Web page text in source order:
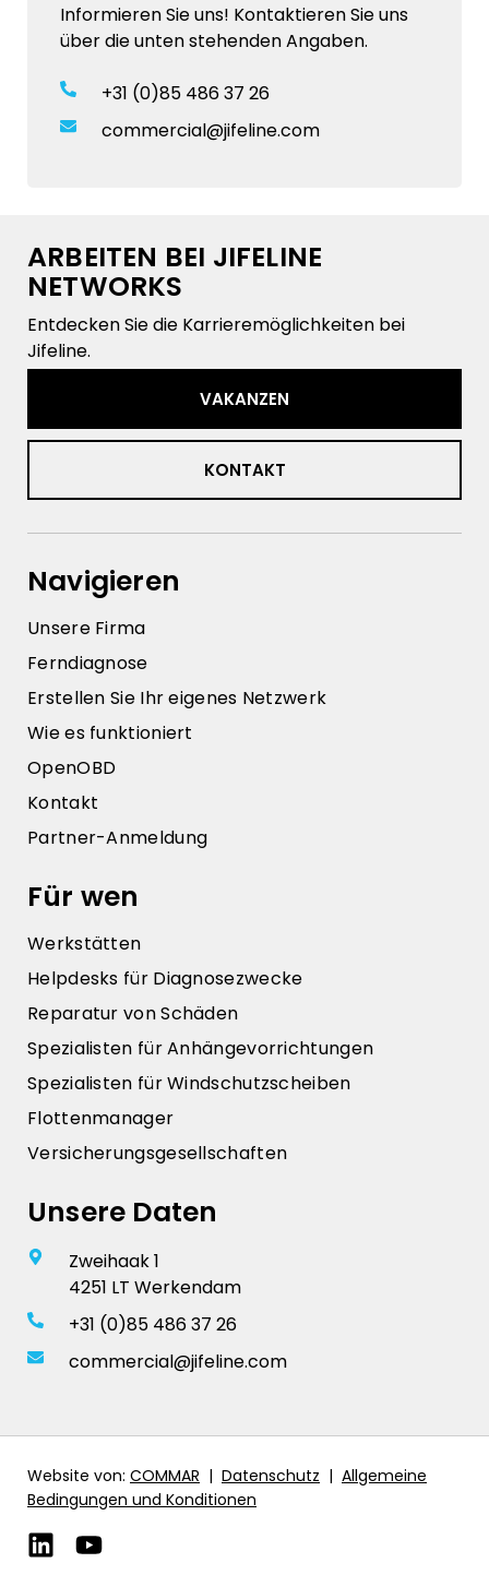
Informieren Sie uns! Kontaktieren Sie uns
über die unten stehenden Angaben.
+31 (0)85 486 37 26
commercial@jifeline.com
ARBEITEN BEI JIFELINE
NETWORKS
Entdecken Sie die Karrieremöglichkeiten bei
Jifeline.
VAKANZEN
KONTAKT
Navigieren
Unsere Firma
Ferndiagnose
Erstellen Sie Ihr eigenes Netzwerk
Wie es funktioniert
OpenOBD
Kontakt
Partner-Anmeldung
Für wen
Werkstätten
Helpdesks für Diagnosezwecke
Reparatur von Schäden
Spezialisten für Anhängevorrichtungen
Spezialisten für Windschutzscheiben
Flottenmanager
Versicherungsgesellschaften
Unsere Daten
Zweihaak 1
4251 LT Werkendam
+31 (0)85 486 37 26
commercial@jifeline.com
Website von: COMMAR | Datenschutz | Allgemeine
Bedingungen und Konditionen